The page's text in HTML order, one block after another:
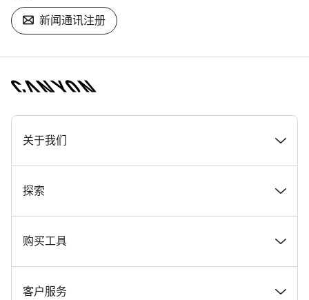
新闻通讯注册
[footer.linksList.title]
关于我们
奖项
在 Canyon 工作
Canyon 新闻发布室
探索
新闻和故事
提示和建议
购买工具
找到您梦寐以求的 Canyon 自行车
客户服务